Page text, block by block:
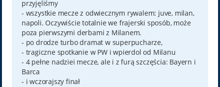
przyjęliśmy
- wszystkie mecze z odwiecznym rywalem: juve, milan,
napoli. Oczywiście totalnie we frajerski sposób, może
poza pierwszymi derbami z Milanem.
- po drodze turbo dramat w superpucharze,
- tragiczne spotkanie w PW i wpierdol od Milanu
- 4 pełne nadziei mecze, ale i z furą szczęścia: Bayern i
Barca
- i wczorajszy finał